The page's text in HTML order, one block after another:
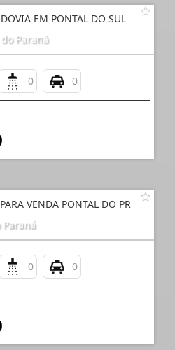
EM PONTAL DO SUL
Paraná
0 0
VENDA PONTAL DO PR
0 0